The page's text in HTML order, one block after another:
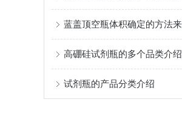
高硼硅试剂瓶的多个品类介绍
试剂瓶的产品分类介绍